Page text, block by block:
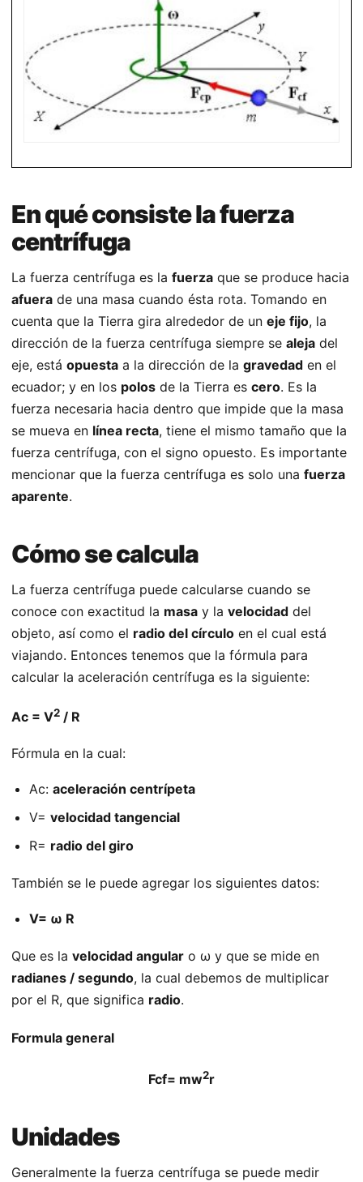
En qué consiste la fuerza
centrífuga
La fuerza centrífuga es la fuerza que se produce hacia
afuera de una masa cuando ésta rota. Tomando en
cuenta que la Tierra gira alrededor de un eje fijo, la
dirección de la fuerza centrífuga siempre se aleja del
eje, está opuesta a la dirección de la gravedad en el
ecuador; y en los polos de la Tierra es cero. Es la
fuerza necesaria hacia dentro que impide que la masa
se mueva en línea recta, tiene el mismo tamaño que la
fuerza centrífuga, con el signo opuesto. Es importante
mencionar que la fuerza centrífuga es solo una fuerza
aparente.
Cómo se calcula
La fuerza centrífuga puede calcularse cuando se
conoce con exactitud la masa y la velocidad del
objeto, así como el radio del círculo en el cual está
viajando. Entonces tenemos que la fórmula para
calcular la aceleración centrífuga es la siguiente:
Ac = V2 / R
Fórmula en la cual:
Ac: aceleración centrípeta
V= velocidad tangencial
R= radio del giro
También se le puede agregar los siguientes datos:
V= ω R
Que es la velocidad angular o ω y que se mide en
radianes / segundo, la cual debemos de multiplicar
por el R, que significa radio.
Formula general
Fcf= mw2r
Unidades
Generalmente la fuerza centrífuga se puede medir